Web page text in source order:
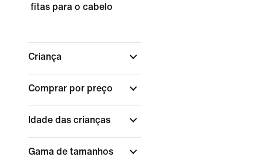
fitas para o cabelo
Criança
Comprar por preço
Idade das crianças
Gama de tamanhos